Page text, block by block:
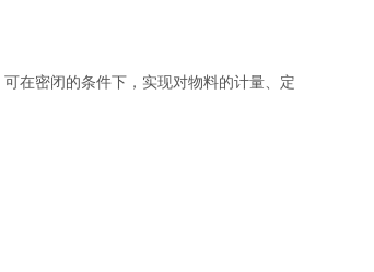
在密闭的条件下，实现对物料的计量、定